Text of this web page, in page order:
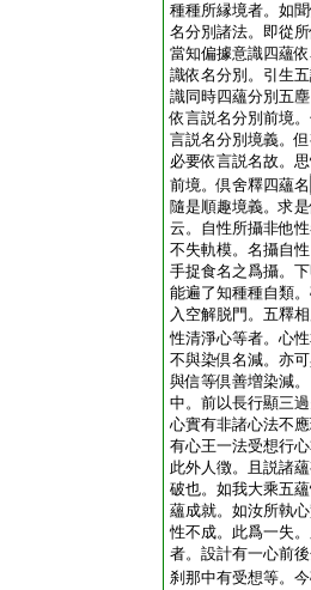
種種所縁境者。如
名分別諸法。即從
當知偏據意識四蘊
識依名分別。引生
識同時四蘊分別五
依言説名分別前境
言説名分別境義。
必要依言説名故。
前境。倶舍釋四蘊名
隨是順趣境義。求
云。自性所攝非他
不失軌模。名攝自
手捉食名之爲攝。
能遍了知種種自類
入空解脱門。五釋
性清淨心等者。心
不與染倶名減。亦
與信等倶善増染減
中。前以長行顯三
心實有非諸心法不
有心王一法受想行
此外人徴。且説諸
破也。如我大乘五
蘊成就。如汝所執
性不成。此爲一失
者。設計有一心前
刹那中有受想等。